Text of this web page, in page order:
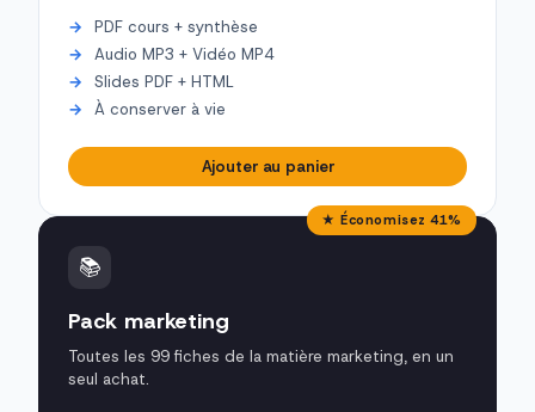
PDF cours + synthèse
Audio MP3 + Vidéo MP4
Slides PDF + HTML
À conserver à vie
Ajouter au panier
★ Économisez 41%
📚
Pack marketing
Toutes les 99 fiches de la matière marketing, en un
seul achat.